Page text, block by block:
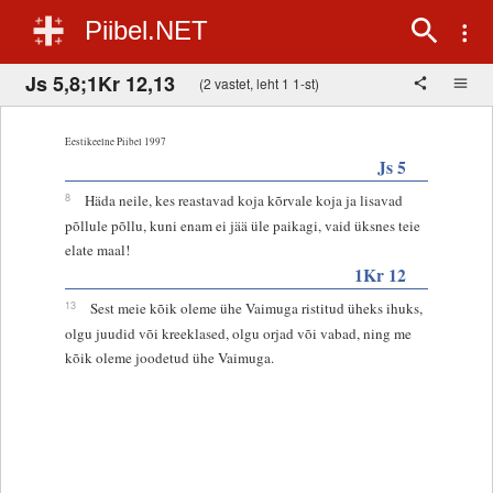
Piibel.NET
Js 5,8;1Kr 12,13 (2 vastet, leht 1 1-st)
Eestikeelne Piibel 1997
Js 5
8
Häda neile, kes reastavad koja kõrvale koja ja lisavad
põllule põllu, kuni enam ei jää üle paikagi, vaid üksnes teie
elate maal!
1Kr 12
13
Sest meie kõik oleme ühe Vaimuga ristitud üheks ihuks,
olgu juudid või kreeklased, olgu orjad või vabad, ning me
kõik oleme joodetud ühe Vaimuga.